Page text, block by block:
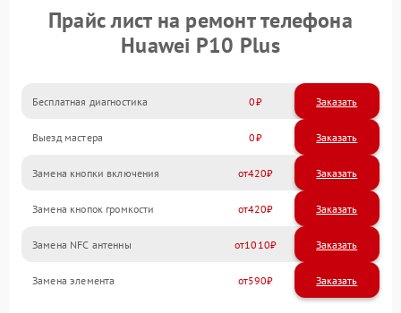
Прайс лист на ремонт телефона
Huawei P10 Plus
Бесплатная диагностика 0 Заказать
Выезд мастера 0 Заказать
Замена кнопки включения 420
Замена кнопок громкости 420
Замена NFC антенны 1010
Замена элемента 590